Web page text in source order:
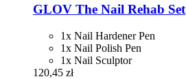
GLOV The Nail Rehab Set
1x Nail Hardener Pen
1x Nail Polish Pen
1x Nail Sculptor
120,45 zł